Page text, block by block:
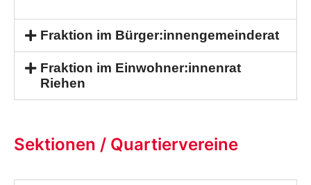
Fraktion im Bürger:innengemeinderat
Fraktion im Einwohner:innenrat
Riehen
Sektionen / Quartiervereine